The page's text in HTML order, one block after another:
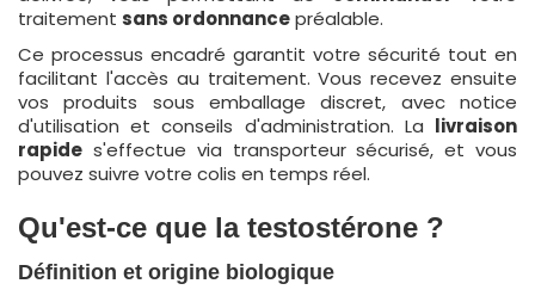
traitement sans ordonnancepréalable.
Ce processus encadré garantit votre sécurité tout en
facilitant l'accès au traitement. Vous recevez ensuite
vos produits sous emballage discret, avec notice
d'utilisation et conseils d'administration. La livraison
rapide s'effectue via transporteur sécurisé, et vous
pouvez suivre votre colis en temps réel.
Qu'est-ce que la testostérone ?
Définition et origine biologique